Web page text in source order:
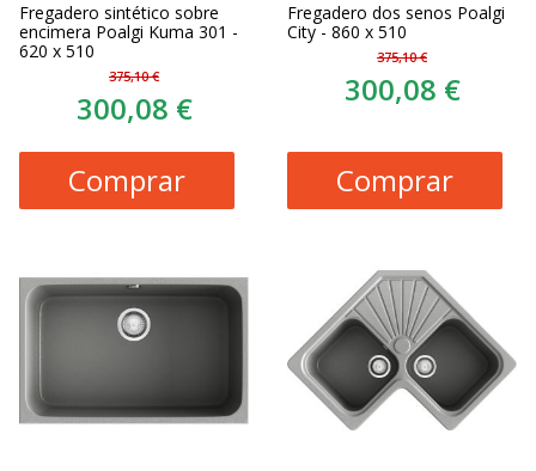
Fregadero sintético sobre
encimera Poalgi Kuma 301 -
620 x 510
375,10 €
300,08 €
Comprar
Fregadero dos senos Poalgi
City - 860 x 510
375,10 €
300,08 €
Comprar